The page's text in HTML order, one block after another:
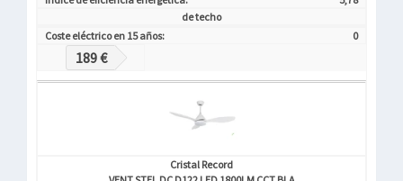
de techo
Coste eléctrico en 15 años:
0
189 €
Cristal Record